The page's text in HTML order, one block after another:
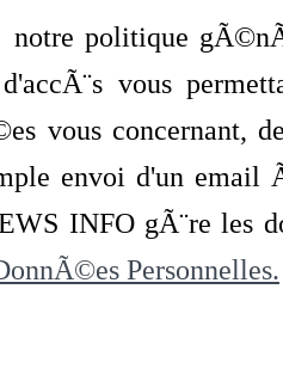
politique
vous
vous concernant,
envoi d'un
INFO gÃ¨re les
Personnelles.